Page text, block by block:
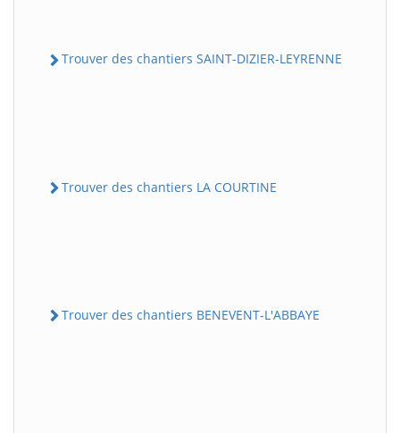
Trouver des chantiers SAINT-DIZIER-LEYRENNE
Trouver des chantiers LA COURTINE
Trouver des chantiers BENEVENT-L'ABBAYE